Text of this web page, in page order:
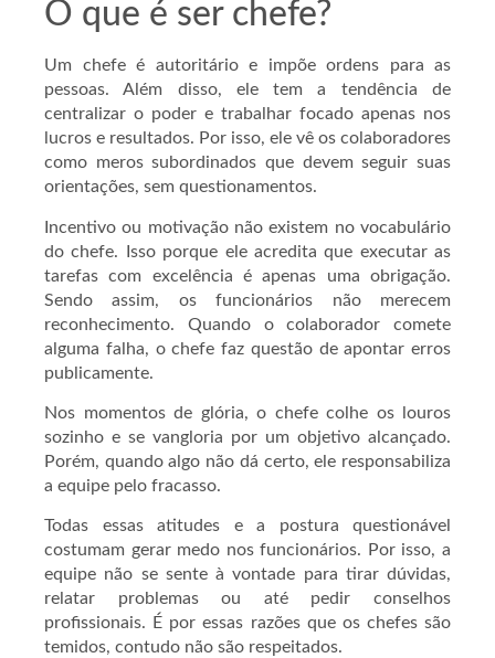
O que é ser chefe?
Um chefe é autoritário e impõe ordens para as
pessoas. Além disso, ele tem a tendência de
centralizar o poder e trabalhar focado apenas nos
lucros e resultados. Por isso, ele vê os colaboradores
como meros subordinados que devem seguir suas
orientações, sem questionamentos.
Incentivo ou motivação não existem no vocabulário
do chefe. Isso porque ele acredita que executar as
tarefas com excelência é apenas uma obrigação.
Sendo assim, os funcionários não merecem
reconhecimento. Quando o colaborador comete
alguma falha, o chefe faz questão de apontar erros
publicamente.
Nos momentos de glória, o chefe colhe os louros
sozinho e se vangloria por um objetivo alcançado.
Porém, quando algo não dá certo, ele responsabiliza
a equipe pelo fracasso.
Todas essas atitudes e a postura questionável
costumam gerar medo nos funcionários. Por isso, a
equipe não se sente à vontade para tirar dúvidas,
relatar problemas ou até pedir conselhos
profissionais. É por essas razões que os chefes são
temidos, contudo não são respeitados.